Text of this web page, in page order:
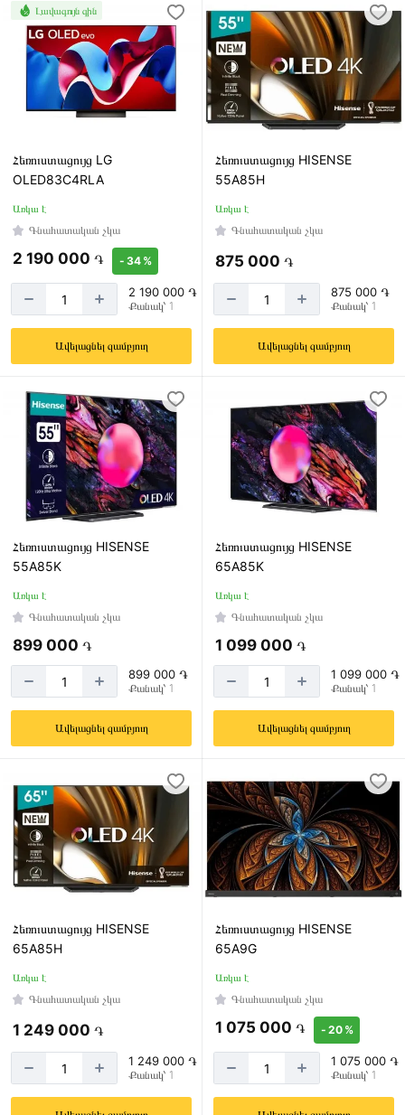
Լավագույն գին
Հեռուստացույց LG
OLED83C4RLA
Առկա է
Գնահատական չկա
2 190 000 ֏ - 34 %
2 190 000 ֏
Քանակ՝ 1
Ավելացնել զամբյուղ
Հեռուստացույց HISENSE
55A85H
Առկա է
Գնահատական չկա
875 000 ֏
875 000 ֏
Քանակ՝ 1
Ավելացնել զամբյուղ
Հեռուստացույց HISENSE
55A85K
Առկա է
Գնահատական չկա
899 000 ֏
899 000 ֏
Քանակ՝ 1
Ավելացնել զամբյուղ
Հեռուստացույց HISENSE
65A85K
Առկա է
Գնահատական չկա
1 099 000 ֏
1 099 000 ֏
Քանակ՝ 1
Ավելացնել զամբյուղ
Հեռուստացույց HISENSE
65A85H
Առկա է
Գնահատական չկա
1 249 000 ֏
1 249 000 ֏
Քանակ՝ 1
Հեռուստացույց HISENSE
65A9G
Առկա է
Գնահատական չկա
1 075 000 ֏ - 20 %
1 075 000 ֏
Քանակ՝ 1